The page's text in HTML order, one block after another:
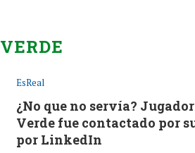
VERDE
EsReal
¿No que no servía? Jugador
Verde fue contactado por
por LinkedIn